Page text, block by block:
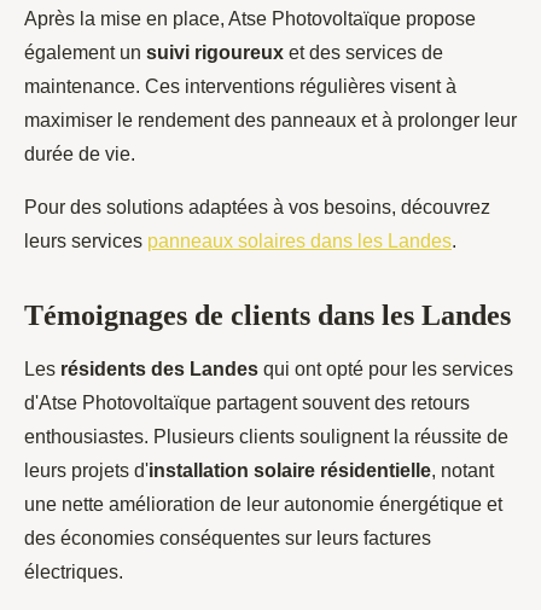
Après la mise en place, Atse Photovoltaïque propose
également un suivi rigoureux et des services de
maintenance. Ces interventions régulières visent à
maximiser le rendement des panneaux et à prolonger leur
durée de vie.
Pour des solutions adaptées à vos besoins, découvrez
leurs services panneaux solaires dans les Landes.
Témoignages de clients dans les Landes
Les résidents des Landes qui ont opté pour les services
d'Atse Photovoltaïque partagent souvent des retours
enthousiastes. Plusieurs clients soulignent la réussite de
leurs projets d'installation solaire résidentielle, notant
une nette amélioration de leur autonomie énergétique et
des économies conséquentes sur leurs factures
électriques.